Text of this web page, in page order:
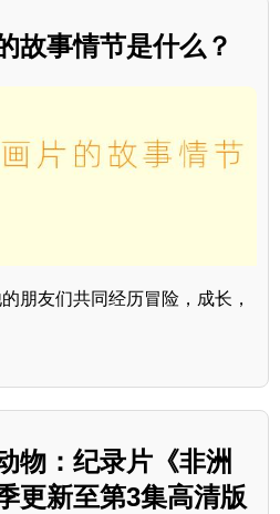
故事情节是什么？
朋友们共同经历冒险，成长，
物：纪录片《非洲
更新至第3集高清版